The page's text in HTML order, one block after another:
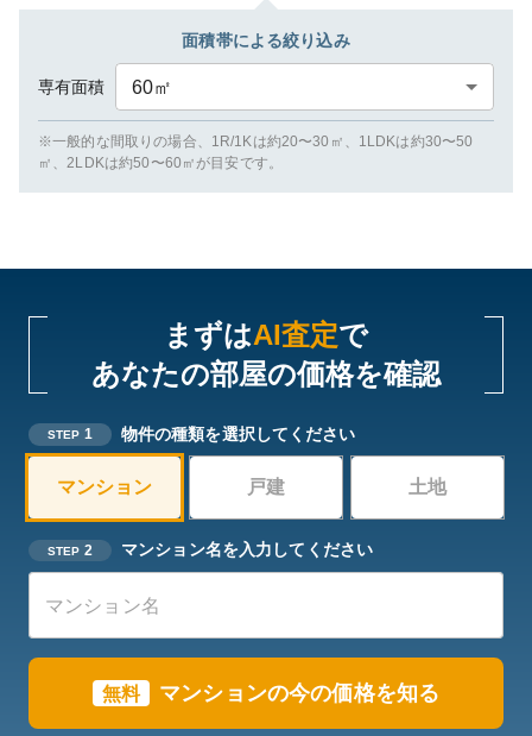
面積帯による絞り込み
専有面積 60㎡
※一般的な間取りの場合、1R/1Kは約20〜30㎡、1LDKは約30〜50
㎡、2LDKは約50〜60㎡が目安です。
まずはAI査定で
あなたの部屋の価格を確認
STEP 1 物件の種類を選択してください
マンション 戸建 土地
STEP 2 マンション名を入力してください
無料 マンションの今の価格を知る